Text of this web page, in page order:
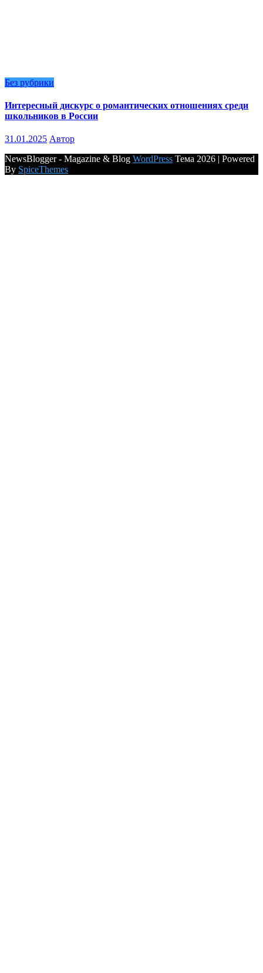
Без рубрики
Интересный дискурс о романтических отношениях среди
школьников в России
31.01.2025 Автор
NewsBlogger - Magazine & Blog WordPress Тема 2026 | Powered
By SpiceThemes